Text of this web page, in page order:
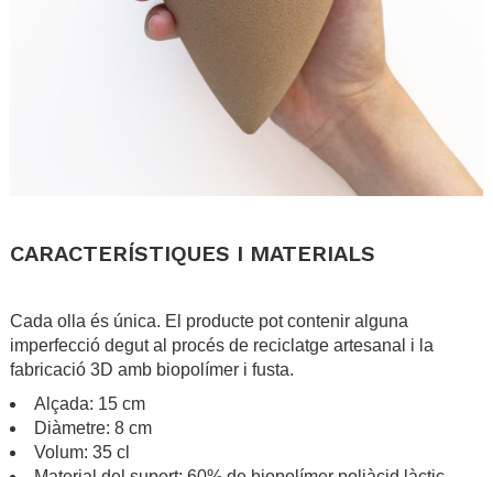
CARACTERÍSTIQUES I MATERIALS
Cada olla és única. El producte pot contenir alguna
imperfecció degut al procés de reciclatge artesanal i la
fabricació 3D amb biopolímer i fusta.
Alçada: 15 cm
Diàmetre: 8 cm
Volum: 35 cl